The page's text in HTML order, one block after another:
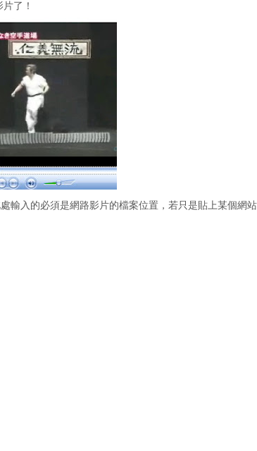
片了 ！
輸入的必須是網路影片的檔案位置，若只是貼上某個網